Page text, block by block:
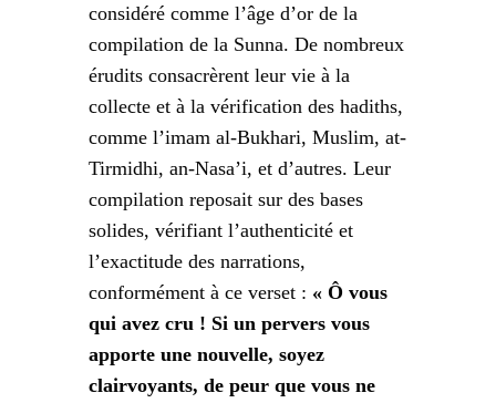
considéré comme l’âge d’or de la
compilation de la Sunna. De nombreux
érudits consacrèrent leur vie à la
collecte et à la vérification des hadiths,
comme l’imam al-Bukhari, Muslim, at-
Tirmidhi, an-Nasa’i, et d’autres. Leur
compilation reposait sur des bases
solides, vérifiant l’authenticité et
l’exactitude des narrations,
conformément à ce verset : « Ô vous
qui avez cru ! Si un pervers vous
apporte une nouvelle, soyez
clairvoyants, de peur que vous ne